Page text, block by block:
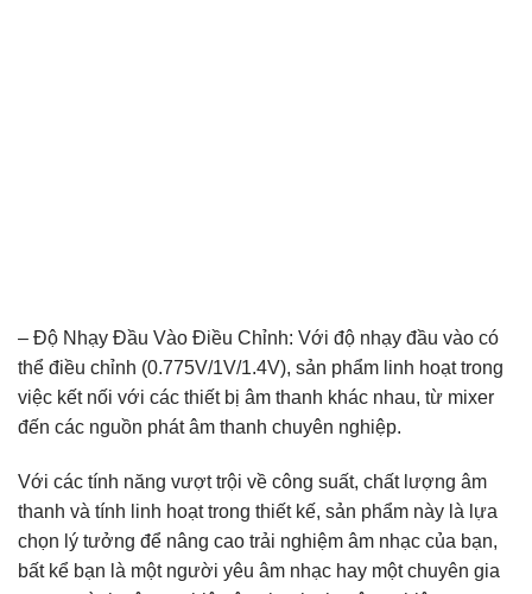
– Độ Nhạy Đầu Vào Điều Chỉnh: Với độ nhạy đầu vào có
thể điều chỉnh (0.775V/1V/1.4V), sản phẩm linh hoạt trong
việc kết nối với các thiết bị âm thanh khác nhau, từ mixer
đến các nguồn phát âm thanh chuyên nghiệp.
Với các tính năng vượt trội về công suất, chất lượng âm
thanh và tính linh hoạt trong thiết kế, sản phẩm này là lựa
chọn lý tưởng để nâng cao trải nghiệm âm nhạc của bạn,
bất kể bạn là một người yêu âm nhạc hay một chuyên gia